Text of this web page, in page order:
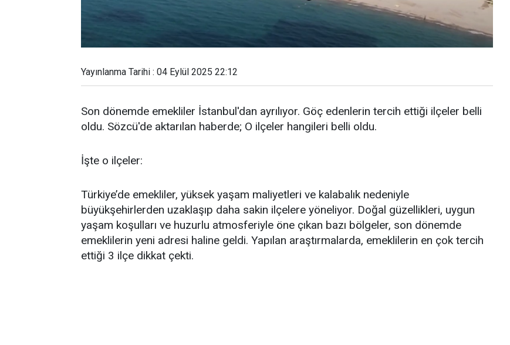
Yayınlanma Tarihi : 04 Eylül 2025 22:12
Son dönemde emekliler İstanbul'dan ayrılıyor. Göç edenlerin tercih ettiği ilçeler belli
oldu. Sözcü'de aktarılan haberde; O ilçeler hangileri belli oldu.
İşte o ilçeler:
Türkiye’de emekliler, yüksek yaşam maliyetleri ve kalabalık nedeniyle
büyükşehirlerden uzaklaşıp daha sakin ilçelere yöneliyor. Doğal güzellikleri, uygun
yaşam koşulları ve huzurlu atmosferiyle öne çıkan bazı bölgeler, son dönemde
emeklilerin yeni adresi haline geldi. Yapılan araştırmalarda, emeklilerin en çok tercih
ettiği 3 ilçe dikkat çekti.